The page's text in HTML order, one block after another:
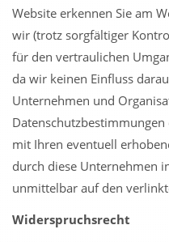
Website erkennen Sie am
wir (trotz sorgfältiger
für den vertraulichen
da wir keinen Einfluss
Unternehmen und
mit Ihren eventuell
durch diese Unternehmen
unmittelbar auf den
Widerspruchsrecht